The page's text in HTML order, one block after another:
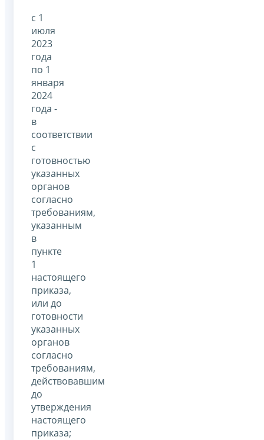
с 1
июля
2023
года
по 1
января
2024
года -
в
соответствии
с
готовностью
указанных
органов
согласно
требованиям,
указанным
в
пункте
1
настоящего
приказа,
или до
готовности
указанных
органов
согласно
требованиям,
действовавшим
до
утверждения
настоящего
приказа;